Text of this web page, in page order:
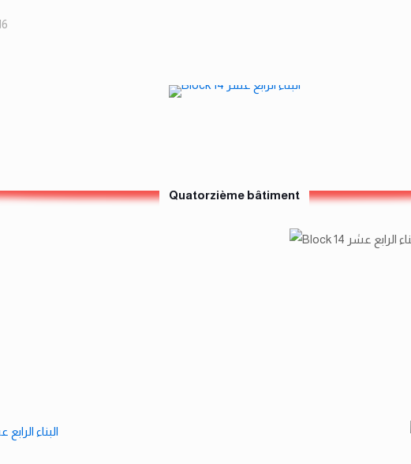
Quatorzième bâtiment